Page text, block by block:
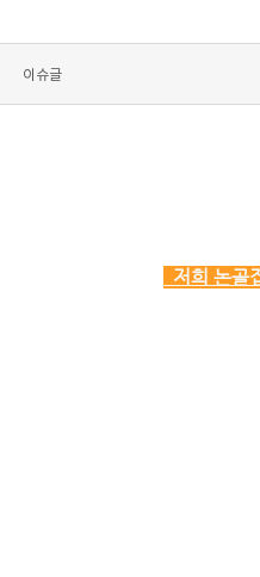
이슈글
저희 논골